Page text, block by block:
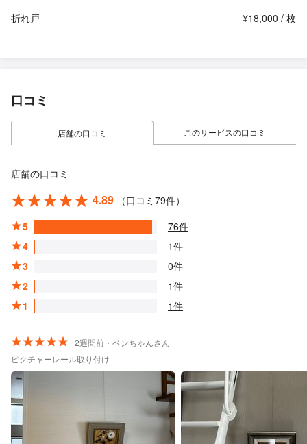
折れ戸
¥18,000 / 枚
口コミ
店舗の口コミ このサービスの口コミ
店舗の口コミ
4.89
（口コミ79件）
5
76件
4
1件
3
0件
2
1件
1
1件
2週間前・ベンちゃんさん
ピクチャーレール取り付け